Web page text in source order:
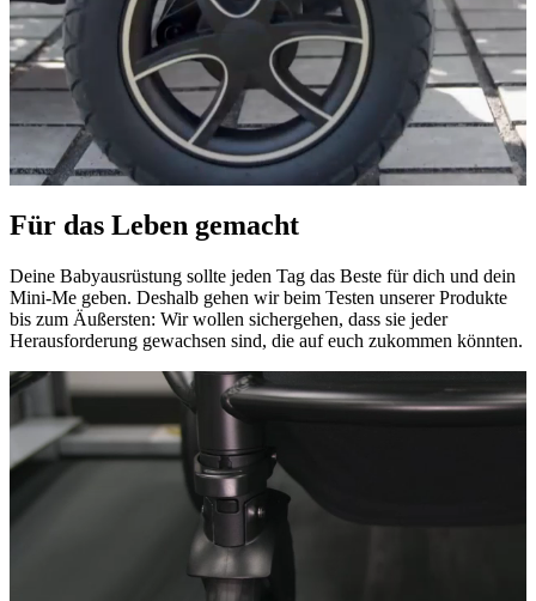
Für das Leben gemacht
Deine Babyausrüstung sollte jeden Tag das Beste für dich und dein
Mini-Me geben. Deshalb gehen wir beim Testen unserer Produkte
bis zum Äußersten: Wir wollen sichergehen, dass sie jeder
Herausforderung gewachsen sind, die auf euch zukommen könnten.